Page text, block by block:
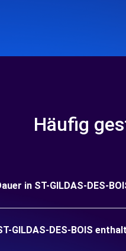
Häufig
in ST-GILDAS-DES-
GILDAS-DES-BOIS